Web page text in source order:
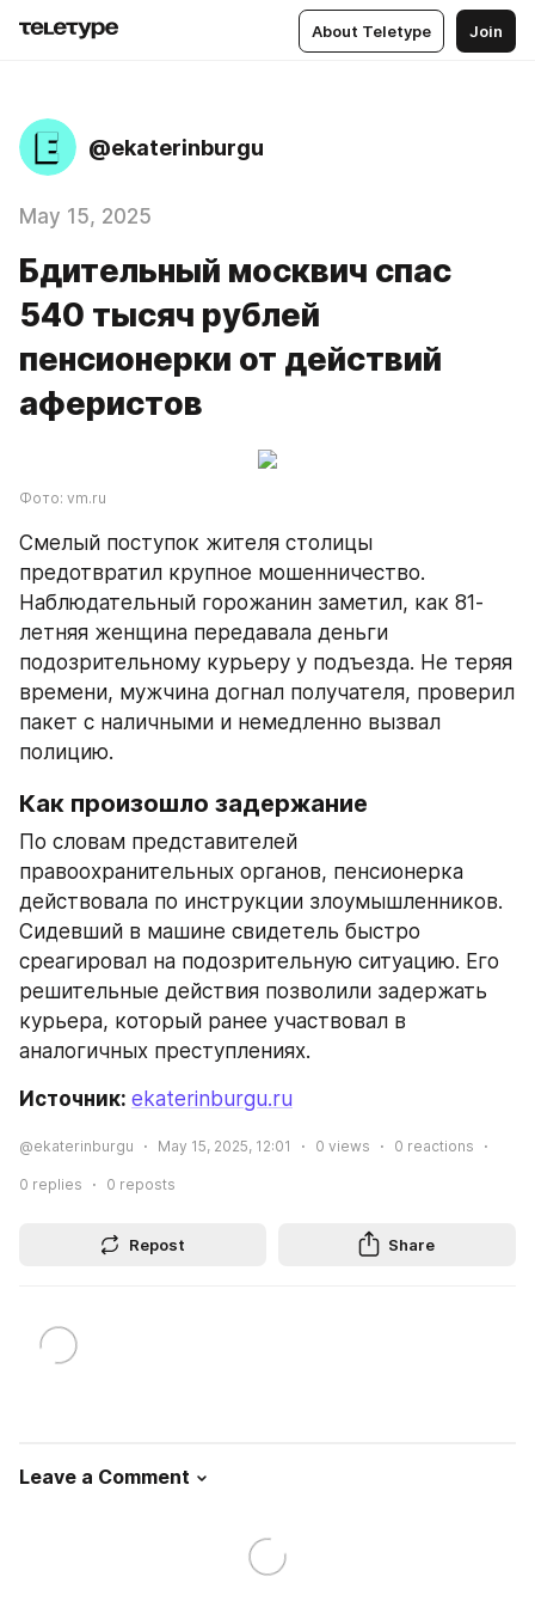
About Teletype Join
@ekaterinburgu
May 15, 2025
Бдительный москвич спас
540 тысяч рублей
пенсионерки от действий
аферистов
Фото: vm.ru
Смелый поступок жителя столицы
предотвратил крупное мошенничество.
Наблюдательный горожанин заметил, как 81-
летняя женщина передавала деньги
подозрительному курьеру у подъезда. Не теряя
времени, мужчина догнал получателя, проверил
пакет с наличными и немедленно вызвал
полицию.
Как произошло задержание
По словам представителей
правоохранительных органов, пенсионерка
действовала по инструкции злоумышленников.
Сидевший в машине свидетель быстро
среагировал на подозрительную ситуацию. Его
решительные действия позволили задержать
курьера, который ранее участвовал в
аналогичных преступлениях.
Источник: ekaterinburgu.ru
@ekaterinburgu May 15, 2025, 12:01 0 views 0 reactions
0 replies 0 reposts
Repost Share
Leave a Comment